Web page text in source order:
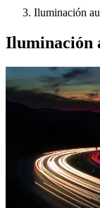
Iluminación
Iluminación